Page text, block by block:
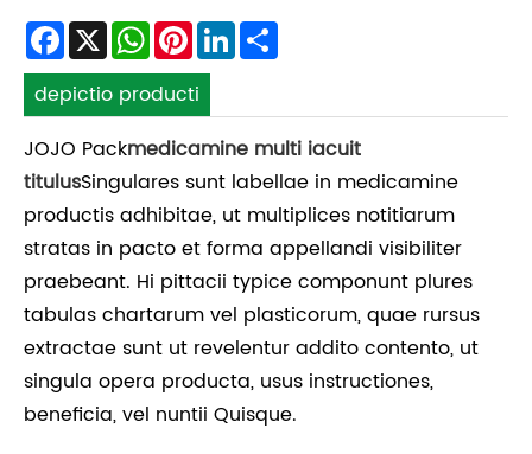
Facebook
X WhatsApp
Pinterest
LinkedIn
depictio producti
JOJO Packmedicamine multi iacuit
titulusSingulares sunt labellae in medicamine
productis adhibitae, ut multiplices notitiarum
stratas in pacto et forma appellandi visibiliter
praebeant. Hi pittacii typice componunt plures
tabulas chartarum vel plasticorum, quae rursus
extractae sunt ut revelentur addito contento, ut
singula opera producta, usus instructiones,
beneficia, vel nuntii Quisque.